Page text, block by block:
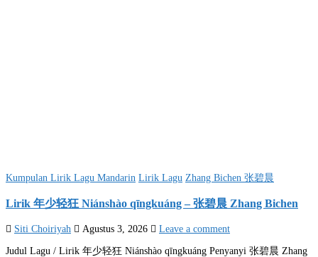
Posted
Kumpulan Lirik Lagu Mandarin Lirik Lagu Zhang Bichen 张碧晨
Lirik 年少轻狂 Niánshào qīngkuáng – 张碧晨 Zhang Bichen
Siti Choiriyah Agustus 3, 2026 Leave a comment
Judul Lagu / Lirik 年少轻狂 Niánshào qīngkuáng Penyanyi 张碧晨 Zhang